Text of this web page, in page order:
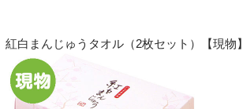
紅白まんじゅうタオル（2枚セット）【現物】